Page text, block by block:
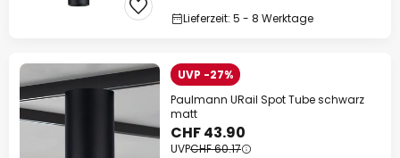
Lieferzeit: 5 - 8 Werktage
UVP -27%
Paulmann URail Spot Tube schwarz
matt
CHF 43.90
UVPCHF 60.17